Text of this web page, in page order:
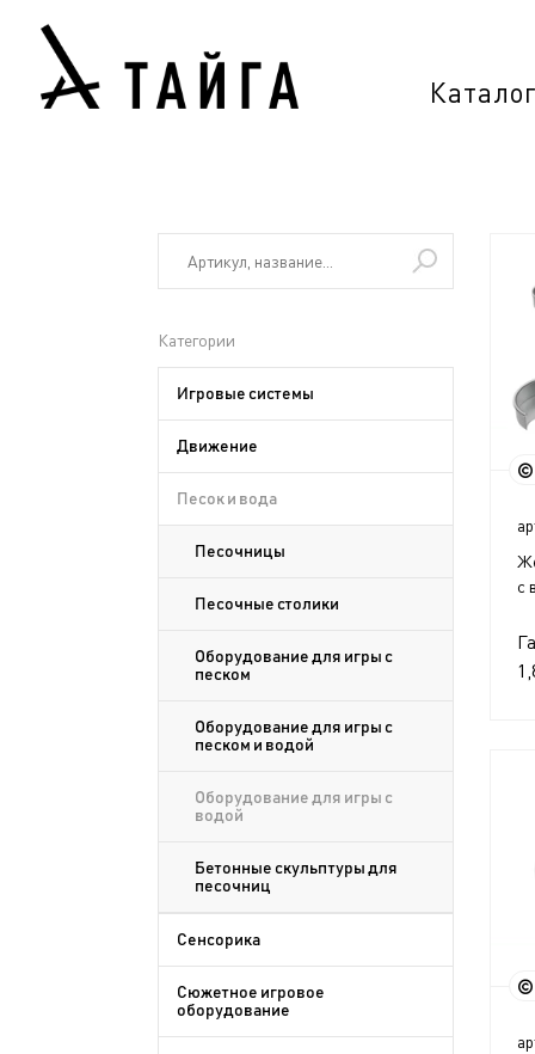
Каталог
Категории
Игровые системы
Движение
Песок и вода
Песочницы
Песочные столики
Оборудование для игры с
песком
Оборудование для игры с
песком и водой
Оборудование для игры с
водой
Бетонные скульптуры для
песочниц
Сенсорика
Сюжетное игровое
оборудование
с